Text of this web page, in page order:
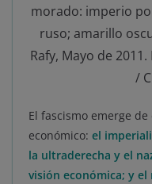
morado: imperio
ruso; amarillo
Rafy, Mayo de
/
El fascismo emerge
económico: el
la ultraderecha y el
visión económica; y